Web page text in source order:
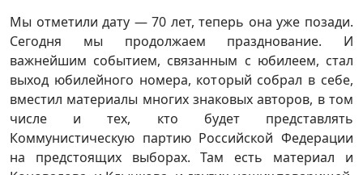
Мы отметили дату — 70 лет, теперь она уже позади.
Сегодня мы продолжаем празднование. И
важнейшим событием, связанным с юбилеем, стал
выход юбилейного номера, который собрал в себе,
вместил материалы многих знаковых авторов, в том
числе и тех, кто будет представлять
Коммунистическую партию Российской Федерации
на предстоящих выборах. Там есть материал и